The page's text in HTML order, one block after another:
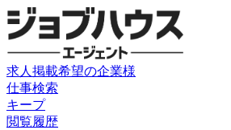
求人掲載希望の企業様
仕事検索
キープ
閲覧履歴